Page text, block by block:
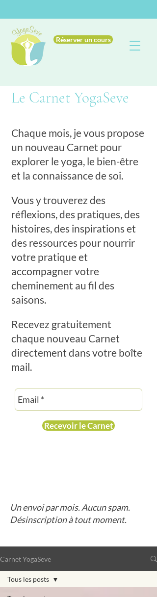
Réserver un cours
Le Carnet YogaSeve
Chaque mois, je vous propose
un nouveau Carnet pour
explorer le yoga, le bien-être
et la connaissance de soi.
Vous y trouverez des
réflexions, des pratiques, des
histoires, des inspirations et
des ressources pour nourrir
votre pratique et
accompagner votre
cheminement au fil des
saisons.
Recevez gratuitement
chaque nouveau Carnet
directement dans votre boîte
mail.
Recevoir le Carnet
Un envoi par mois. Aucun spam.
Désinscription à tout moment.
Carnet YogaSeve
Tous les posts